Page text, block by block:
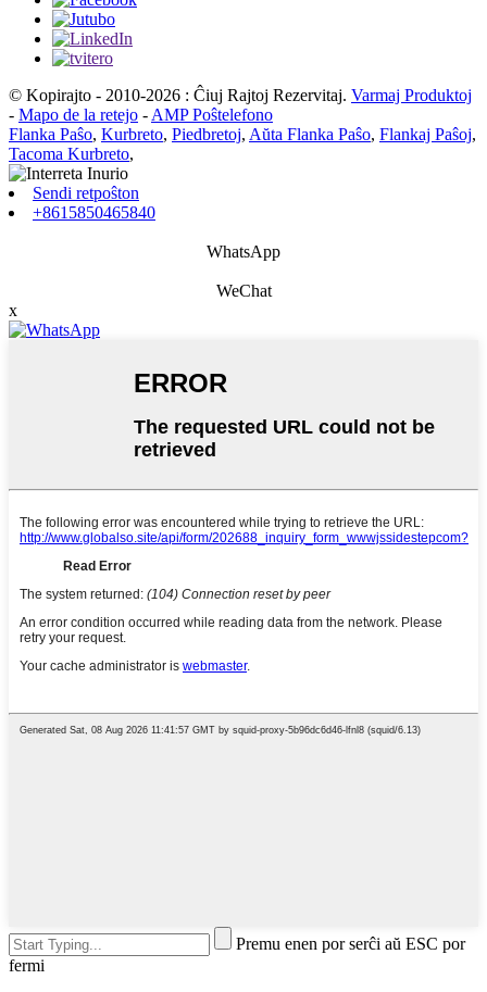
© Kopirajto - 2010-2026 : Ĉiuj Rajtoj Rezervitaj. Varmaj Produktoj
- Mapo de la retejo - AMP Poŝtelefono
Flanka Paŝo, Kurbreto, Piedbretoj, Aŭta Flanka Paŝo, Flankaj Paŝoj,
Tacoma Kurbreto,
Sendi retpoŝton
+8615850465840
WhatsApp
WeChat
x
Premu enen por serĉi aŭ ESC por
fermi